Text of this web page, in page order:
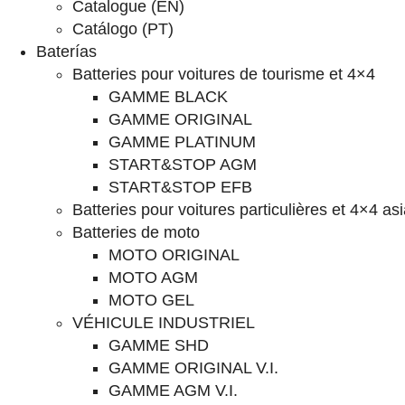
Catalogue (EN)
Catálogo (PT)
Baterías
Batteries pour voitures de tourisme et 4×4
GAMME BLACK
GAMME ORIGINAL
GAMME PLATINUM
START&STOP AGM
START&STOP EFB
Batteries pour voitures particulières et 4×4
Batteries de moto
MOTO ORIGINAL
MOTO AGM
MOTO GEL
VÉHICULE INDUSTRIEL
GAMME SHD
GAMME ORIGINAL V.I.
GAMME AGM V.I.